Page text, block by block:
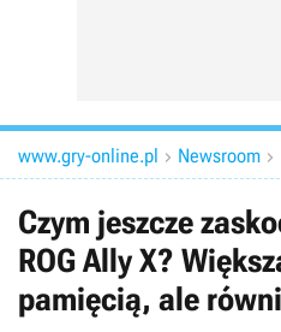
www.gry-online.pl  Newsroom 
Czym jeszcze
ROG Ally X?
pamięcią, ale